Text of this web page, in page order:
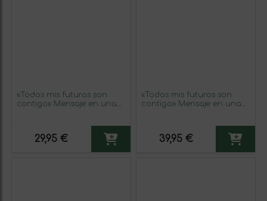
«Todos mis futuros son
contigo» Mensaje en una
29,95 €
«Todos mis futuros son
contigo» Mensaje en una
39,95 €